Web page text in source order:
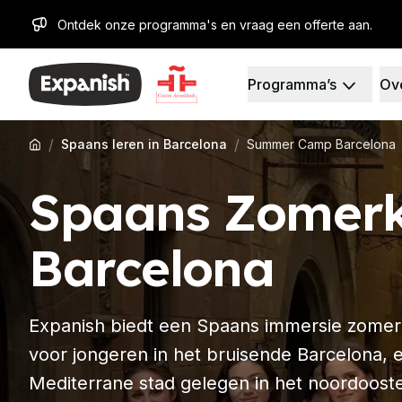
Ontdek onze programma's en vraag een offerte aan.
Spaanse Scholen
Barcelona
Spaanse school in
Groepslessen Spaans
Avondgroepscursus
Langdurige cursussen
30+ Programma
50+ Programma
Examenvoorbereiding
Examenvoorbereiding
Privélessen
Madrid
Spaanse school Madrid
Groepslessen Spaans
Programma’s
Wie wij zijn
Ons team
Onze impact
Carrières
Waarom uitbreiden
Lesmethoden
Accreditaties
Gezondheid en
Duurzaamheid
Diversiteit en
Studentenervaring
Getuigenissen
Onze studiecentra
Partners
/ Spaans leren in Barcelona / Summer Camp Barcelona
Spaans
Barcelona
Expanish biedt een Spaans immersie
voor jongeren in het bruisende Barcelona,
Mediterrane stad gelegen in het